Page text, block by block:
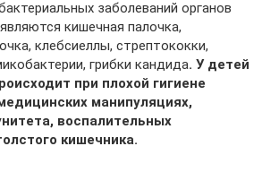
заболеваний органов
кишечная палочка,
клебсиеллы, стрептококки,
грибки кандида. У детей
при плохой гигиене
манипуляциях,
воспалительных
кишечника.